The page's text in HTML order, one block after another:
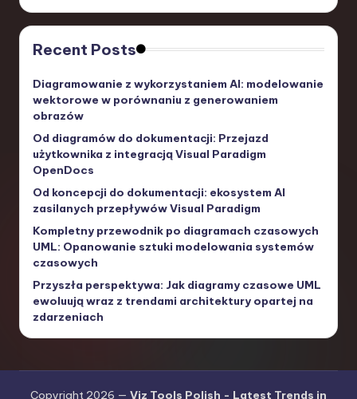
Recent Posts
Diagramowanie z wykorzystaniem AI: modelowanie
wektorowe w porównaniu z generowaniem
obrazów
Od diagramów do dokumentacji: Przejazd
użytkownika z integracją Visual Paradigm
OpenDocs
Od koncepcji do dokumentacji: ekosystem AI
zasilanych przepływów Visual Paradigm
Kompletny przewodnik po diagramach czasowych
UML: Opanowanie sztuki modelowania systemów
czasowych
Przyszła perspektywa: Jak diagramy czasowe UML
ewoluują wraz z trendami architektury opartej na
zdarzeniach
Copyright 2026 — Viz Tools Polish - Latest Trends in